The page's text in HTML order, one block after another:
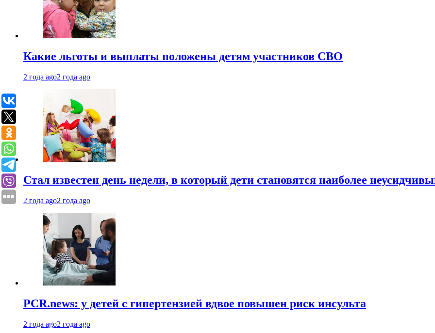
Какие льготы и выплаты положены детям участников СВО
2 года ago2 года ago
Стал известен день недели, в который дети становятся наиболее
2 года ago2 года ago
PCR.news: у детей с гипертензией вдвое повышен риск инсульта
2 года ago2 года ago